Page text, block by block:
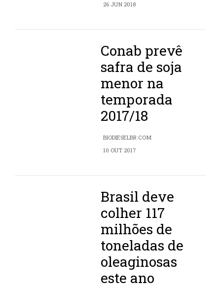
26 JUN 2018
Conab prevê
safra de soja
menor na
temporada
2017/18
BIODIESELBR.COM
10 OUT 2017
Brasil deve
colher 117
milhões de
toneladas de
oleaginosas
este ano